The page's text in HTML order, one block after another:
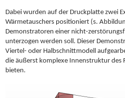
Dabei wurden auf der Druckplatte zwei
Wärmetauschers positioniert (s.
Demonstratoren einer nicht-
unterzogen werden soll. Dieser
Viertel- oder Halbschnittmodell
die äußerst komplexe Innenstruktur des
bieten.